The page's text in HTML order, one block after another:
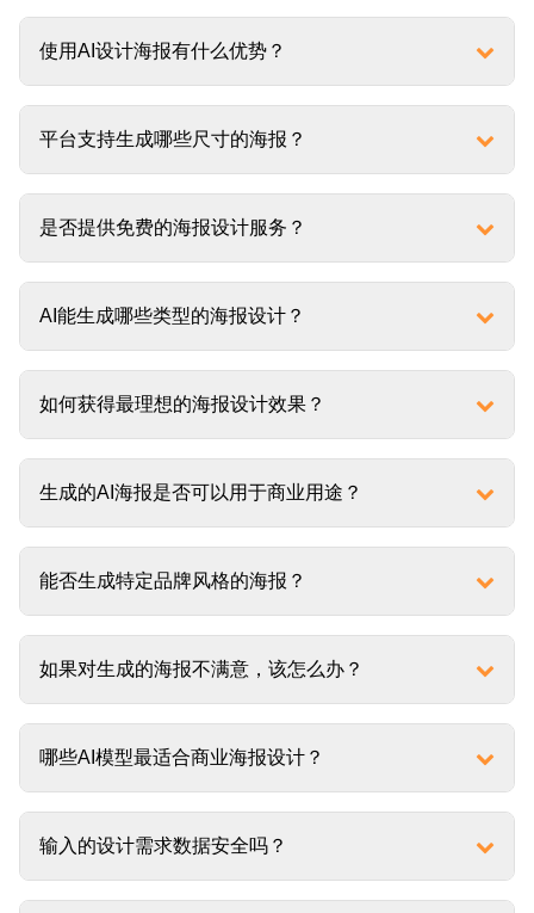
使用AI设计海报有什么优势？
平台支持生成哪些尺寸的海报？
是否提供免费的海报设计服务？
AI能生成哪些类型的海报设计？
如何获得最理想的海报设计效果？
生成的AI海报是否可以用于商业用途？
能否生成特定品牌风格的海报？
如果对生成的海报不满意，该怎么办？
哪些AI模型最适合商业海报设计？
输入的设计需求数据安全吗？